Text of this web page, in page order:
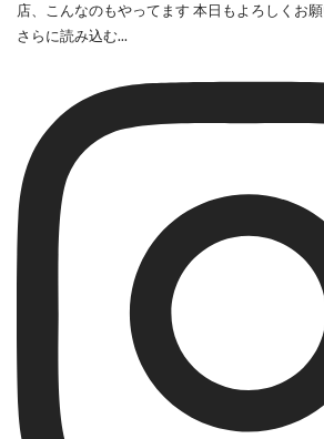
さらに読み込む...